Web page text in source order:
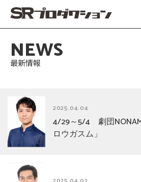
NEWS
最新情報
2025.04.04
4/29～5/4 劇団
ロウガスム」